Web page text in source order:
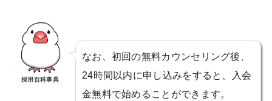
採用百科事典
なお、初回の無料カウンセリング後、
24時間以内に申し込みをすると、入会
金無料で始めることができます。